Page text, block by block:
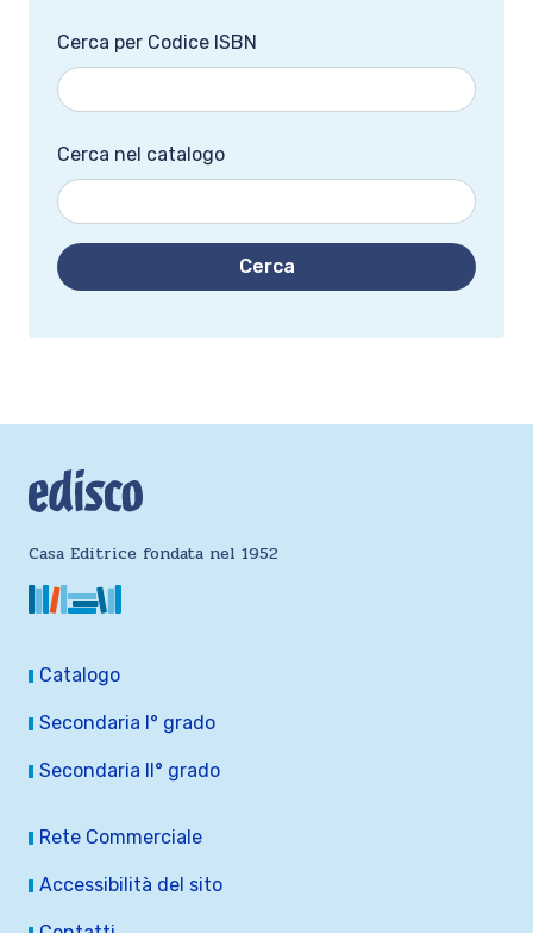
Cerca per Codice ISBN
Cerca nel catalogo
Cerca
Casa Editrice fondata nel 1952
Catalogo
Secondaria I° grado
Secondaria II° grado
Rete Commerciale
Accessibilità del sito